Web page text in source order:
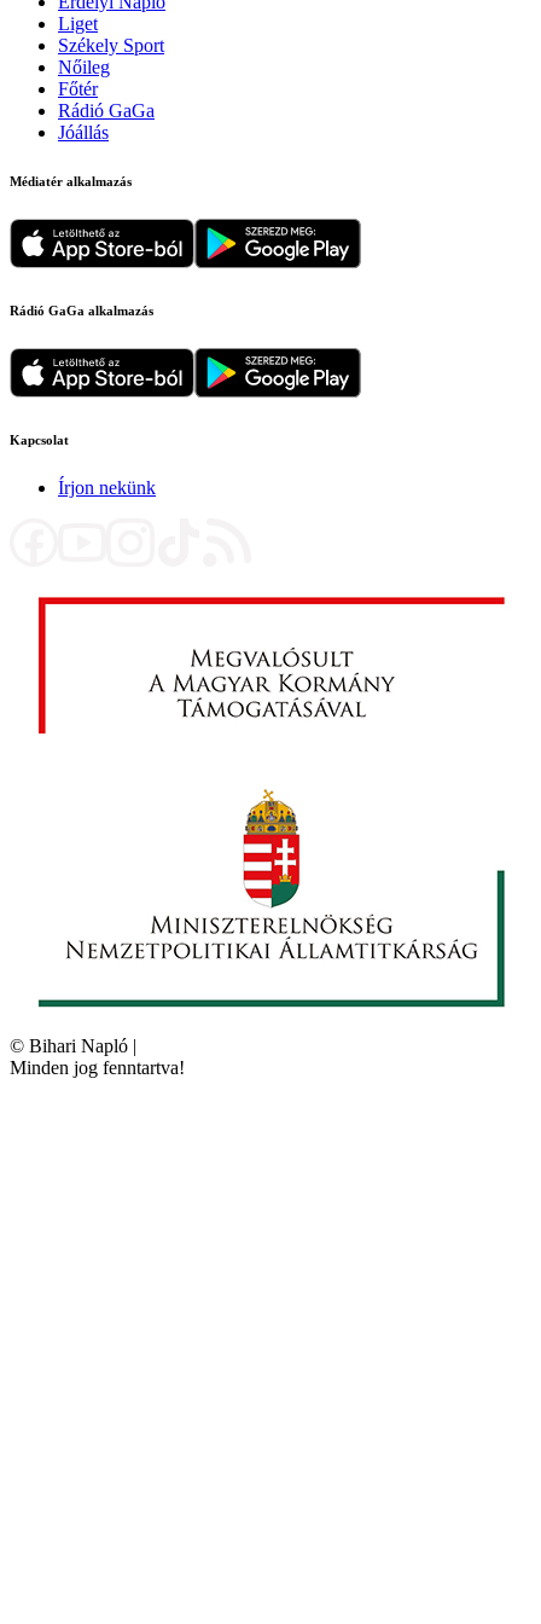
Liget
Székely Sport
Nőileg
Főtér
Rádió GaGa
Jóállás
Médiatér alkalmazás
Rádió GaGa alkalmazás
Kapcsolat
Írjon nekünk
© Bihari Napló |
Minden jog fenntartva!